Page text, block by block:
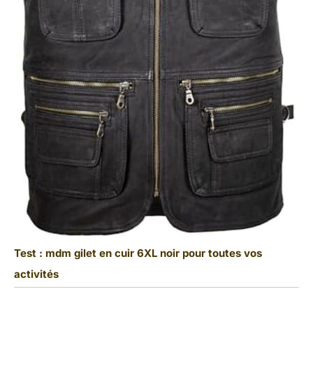
Test : mdm gilet en cuir 6XL noir pour toutes vos
activités